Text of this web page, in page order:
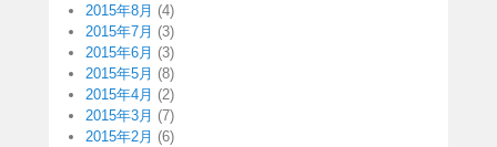
2015年8月 (4)
2015年7月 (3)
2015年6月 (3)
2015年5月 (8)
2015年4月 (2)
2015年3月 (7)
2015年2月 (6)